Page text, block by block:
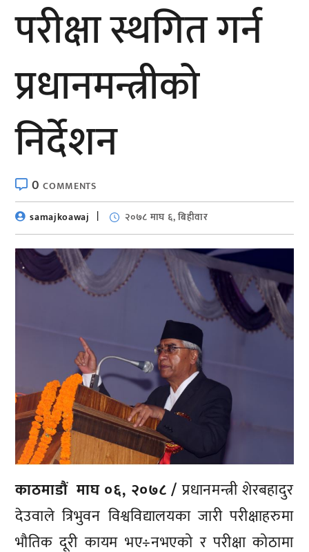
परीक्षा स्थगित गर्न
प्रधानमन्त्रीको
निर्देशन
0COMMENTS
samajkoawaj
२०७८ माघ ६, बिहीवार
काठमाडौं माघ ०६, २०७८ /प्रधानमन्त्री शेरबहादुर
देउवाले त्रिभुवन विश्वविद्यालयका जारी परीक्षाहरुमा
भौतिक दूरी कायम भए÷नभएको र परीक्षा कोठामा